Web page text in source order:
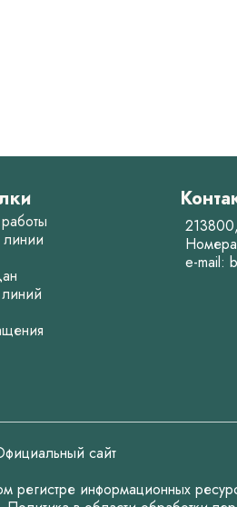
e-mail:
сайт
регистре информационных